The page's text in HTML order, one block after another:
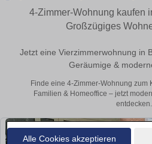
Alle Cookies akzeptieren
4-Zimmer-Wohnung kaufen
Großzügiges
Jetzt eine Vierzimmerwohnung in
Geräumige &
Finde eine 4-Zimmer-Wohnung zum
Familien & Homeoffice – jetzt
entdecken.